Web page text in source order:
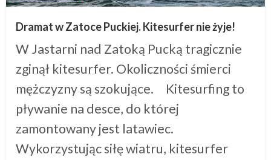
Dramat w Zatoce Puckiej. Kitesurfer nie żyje!
W Jastarni nad Zatoką Pucką tragicznie
zginął kitesurfer. Okoliczności śmierci
mężczyzny są szokujące. Kitesurfing to
pływanie na desce, do której
zamontowany jest latawiec.
Wykorzystując siłę wiatru, kitesurfer